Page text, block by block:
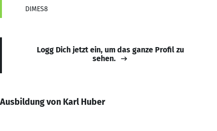
DIMES8
Logg Dich jetzt ein, um das ganze Profil zu
sehen.
Ausbildung von Karl Huber